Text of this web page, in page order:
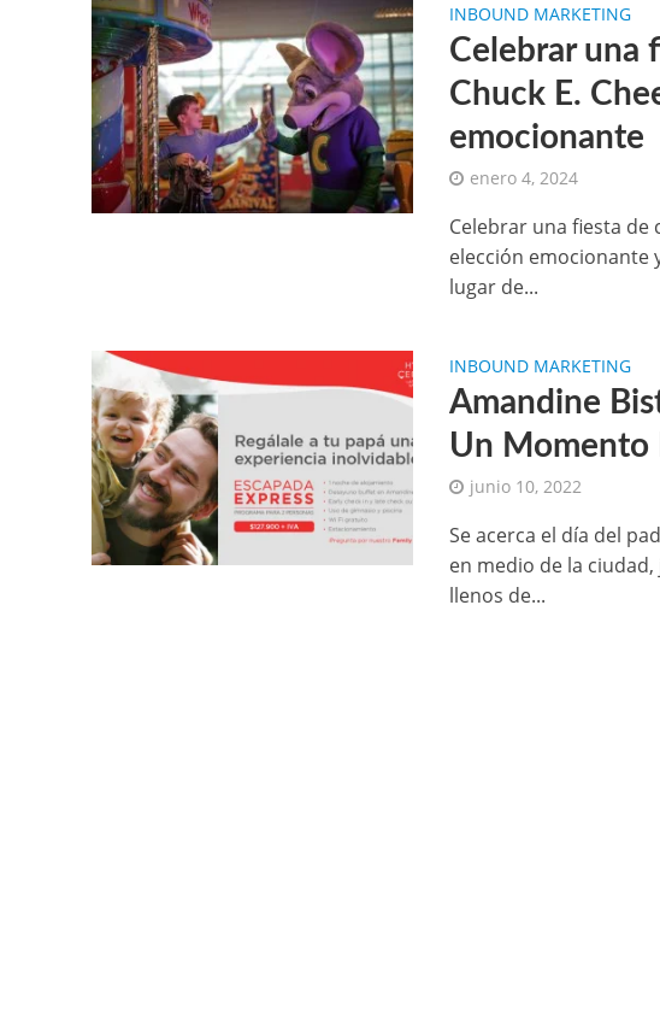
INBOUND MARKETING
Celebrar una
Chuck E.
emocionante
enero 4, 2024
Celebrar una fiesta de
elección emocionante
lugar de...
INBOUND MARKETING
Amandine
Un Momento
junio 10, 2022
Se acerca el día del
en medio de la
llenos de...